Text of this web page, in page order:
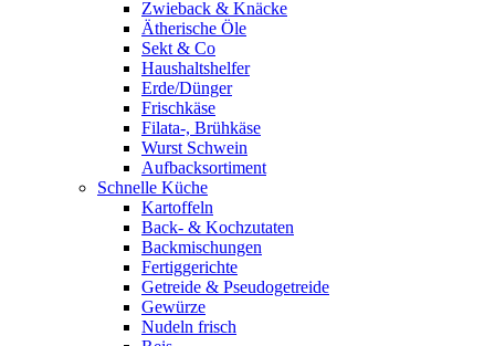
Zwieback & Knäcke
Ätherische Öle
Sekt & Co
Haushaltshelfer
Erde/Dünger
Frischkäse
Filata-, Brühkäse
Wurst Schwein
Aufbacksortiment
Schnelle Küche
Kartoffeln
Back- & Kochzutaten
Backmischungen
Fertiggerichte
Getreide & Pseudogetreide
Gewürze
Nudeln frisch